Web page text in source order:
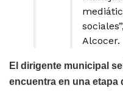
Alcocer.
El dirigente municipal
encuentra en una